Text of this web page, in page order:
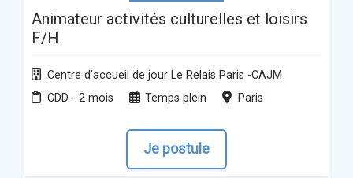
Animateur activités culturelles et loisirs
F/H
Centre d'accueil de jour Le Relais Paris -CAJM
CDD - 2 mois
Temps plein Paris
Je postule